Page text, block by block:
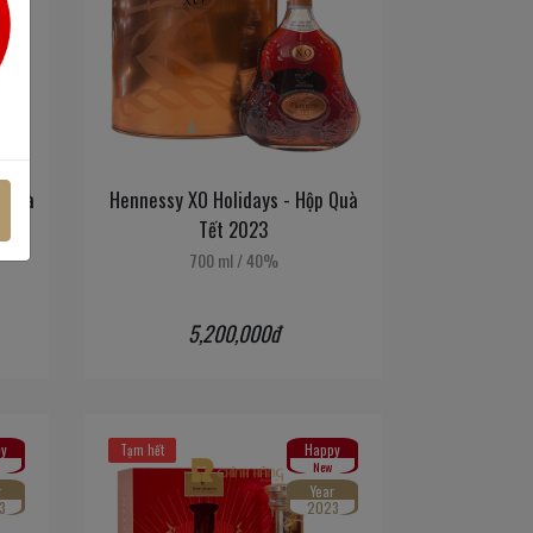
Hennessy XO Holidays - Hộp Quà
Tết 2023
700 ml /40%
5,200,000đ
Tạm hết Happy
New
Year
2023